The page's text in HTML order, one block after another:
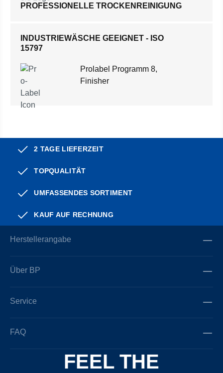
PROFESSIONELLE TROCKENREINIGUNG
INDUSTRIEWÄSCHE GEEIGNET - ISO
15797
Prolabel Programm 8,
Finisher
2 TAGE LIEFERZEIT
TOPQUALITÄT
UMFASSENDES SORTIMENT
KAUF AUF RECHNUNG
Herstellerangabe
Über BP
Service
FAQ
FEEL THE